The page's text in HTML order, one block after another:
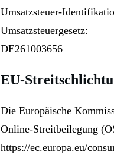
Umsatzsteuer-
Umsatzsteuergesetz:
DE261003656
EU-
Die Europäische
Online-Streitbeilegung
https://ec.europa.eu/